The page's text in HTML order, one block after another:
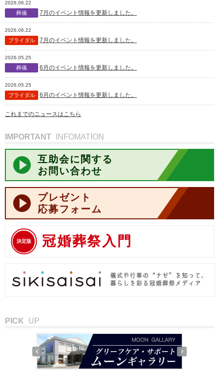
2026.06.22
葬儀 7月のイベント情報を更新しました。
2026.06.22
ブライダル 7月のイベント情報を更新しました。
2026.05.25
葬儀 6月のイベント情報を更新しました。
2026.05.25
ブライダル 6月のイベント情報を更新しました。
これまでのニュースはこちら
IMPORTANT INFOMATION
互助会に関する
お問い合わせ
プレゼント
応募フォーム
決定版 冠婚葬祭入門
PICK UP